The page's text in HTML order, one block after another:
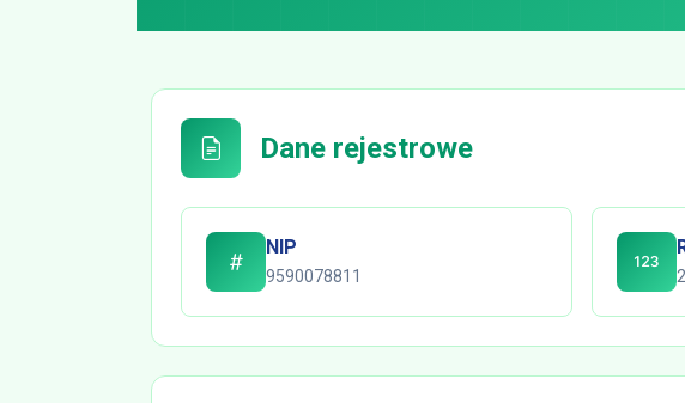
Dane rejestrowe
NIP
9590078811